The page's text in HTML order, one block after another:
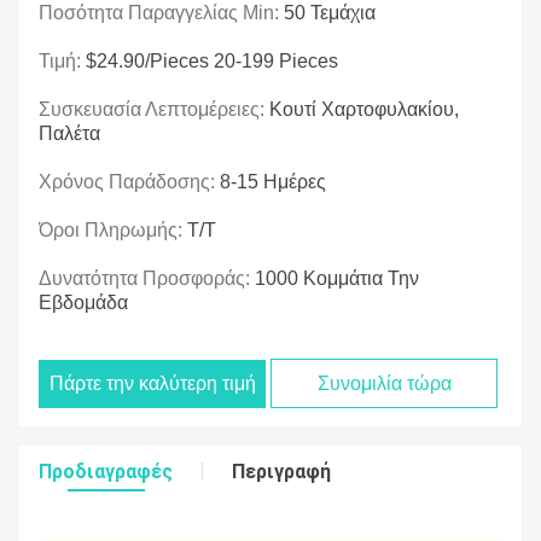
Ποσότητα Παραγγελίας Min: 50 Τεμάχια
Τιμή: $24.90/pieces 20-199 Pieces
Συσκευασία Λεπτομέρειες: Κουτί Χαρτοφυλακίου,
Παλέτα
Χρόνος Παράδοσης: 8-15 Ημέρες
Όροι Πληρωμής: T/T
Δυνατότητα Προσφοράς: 1000 Κομμάτια Την
Εβδομάδα
Πάρτε την καλύτερη τιμή Συνομιλία τώρα
Προδιαγραφές Περιγραφή